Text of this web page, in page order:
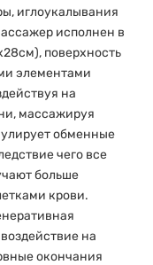
иглоукалывания
исполнен в
поверхность
элементами
на
массажируя
обменные
чего все
больше
крови.
на
окончания